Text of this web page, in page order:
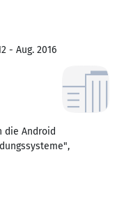
- Aug. 2016
die Android